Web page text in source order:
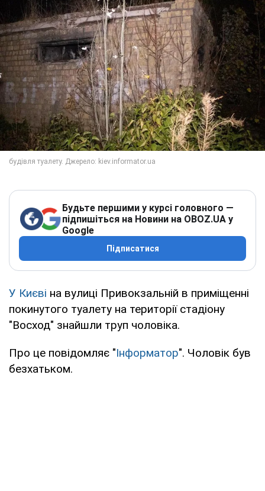
Будьте першими у курсі головного —
підпишіться на Новини на OBOZ.UA у
Google
Підписатися
У Києві на вулиці Привокзальній в приміщенні
покинутого туалету на території стадіону
"Восход" знайшли труп чоловіка.
Про це повідомляє "Інформатор". Чоловік був
безхатьком.